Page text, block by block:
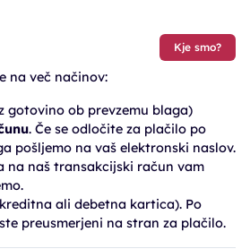
Kje smo?
na več načinov:
gotovino ob prevzemu blaga)
. Če se odločite za plačilo po
pošljemo na vaš elektronski naslov.
na naš transakcijski račun vam
ali debetna kartica). Po
preusmerjeni na stran za plačilo.